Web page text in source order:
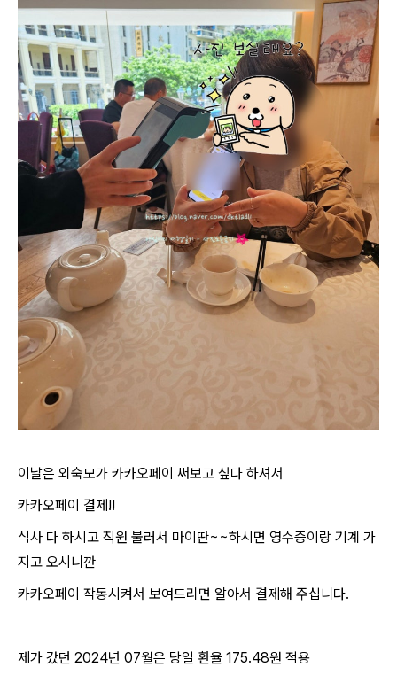
이날은 외숙모가 카카오페이 써보고 싶다 하셔서
카카오페이 결제!!
식사 다 하시고 직원 불러서 마이딴~~하시면 영수증이랑 기계 가
지고 오시니깐
카카오페이 작동시켜서 보여드리면 알아서 결제해 주십니다.
제가 갔던 2024년 07월은 당일 환율 175.48원 적용